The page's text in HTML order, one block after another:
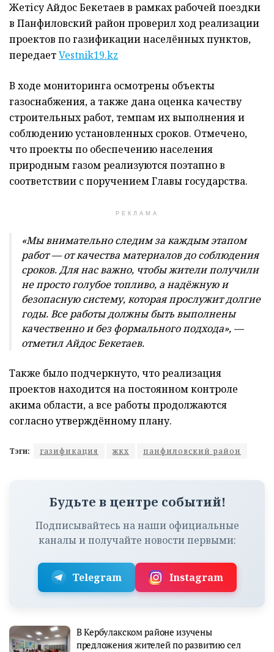
Жетісу Айдос Бекетаев в рамках рабочей поездки
в Панфиловский район проверил ход реализации
проектов по газификации населённых пунктов,
передаетVestnik19.kz
В ходе мониторинга осмотрены объекты
газоснабжения, а также дана оценка качеству
строительных работ, темпам их выполнения и
соблюдению установленных сроков. Отмечено,
что проекты по обеспечению населения
природным газом реализуются поэтапно в
соответствии с поручением Главы государства.
РЕКЛАМА
«Мы внимательно следим за каждым этапом
работ — от качества материалов до соблюдения
сроков. Для нас важно, чтобы жители получили
не просто голубое топливо, а надёжную и
безопасную систему, которая прослужит долгие
годы. Все работы должны быть выполнены
качественно и без формального подхода», —
отметил Айдос Бекетаев.
Также было подчеркнуто, что реализация
проектов находится на постоянном контроле
акима области, а все работы продолжаются
согласно утверждённому плану.
Тэги: газификация жкх панфиловский район
Будьте в центре событий!
Подписывайтесь на наши официальные
каналы и получайте новости первыми:
Telegram Instagram
В Кербулакском районе изучены
предложения жителей по развитию сел